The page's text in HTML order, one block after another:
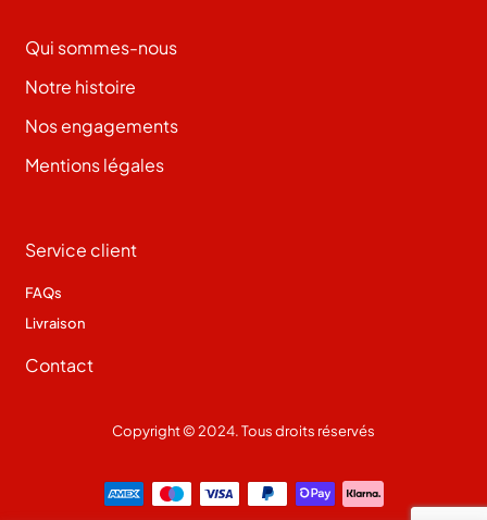
Qui sommes-nous
Notre histoire
Nos engagements
Mentions légales
Service client
FAQs
Livraison
Contact
Copyright © 2024. Tous droits réservés